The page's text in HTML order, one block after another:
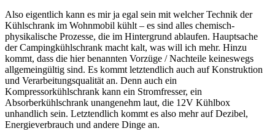
Also eigentlich kann es mir ja egal sein mit welcher Technik der
Kühlschrank im Wohnmobil kühlt – es sind alles chemisch-
physikalische Prozesse, die im Hintergrund ablaufen. Hauptsache
der Campingkühlschrank macht kalt, was will ich mehr. Hinzu
kommt, dass die hier benannten Vorzüge / Nachteile keineswegs
allgemeingültig sind. Es kommt letztendlich auch auf Konstruktion
und Verarbeitungsqualität an. Denn auch ein
Kompressorkühlschrank kann ein Stromfresser, ein
Absorberkühlschrank unangenehm laut, die 12V Kühlbox
unhandlich sein. Letztendlich kommt es also mehr auf Dezibel,
Energieverbrauch und andere Dinge an.